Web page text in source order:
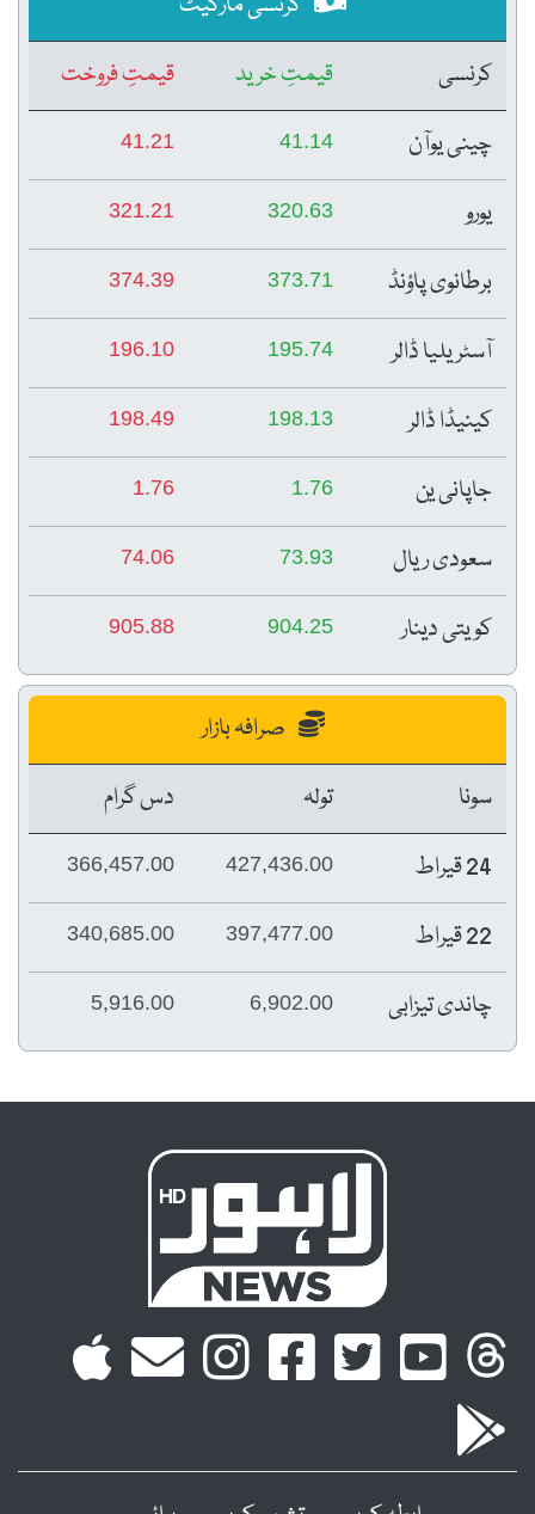
کرنسی
قیمتِ خرید
قیمتِ فروخت
چینی یوآن
41.14
41.21
یورو 320.63
321.21
برطانوی پاؤنڈ 373.71
374.39
آسٹریلیا ڈالر 195.74
196.10
کینیڈا ڈالر 198.13
198.49
جاپانی ین 1.76
1.76
سعودی ریال 73.93
74.06
کویتی دینار 904.25
905.88
صرافہ بازار
سونا
تولہ
دس گرام
24 قیراط
427,436.00
366,457.00
22 قیراط 397,477.00
340,685.00
چاندی تیزابی 6,902.00
5,916.00